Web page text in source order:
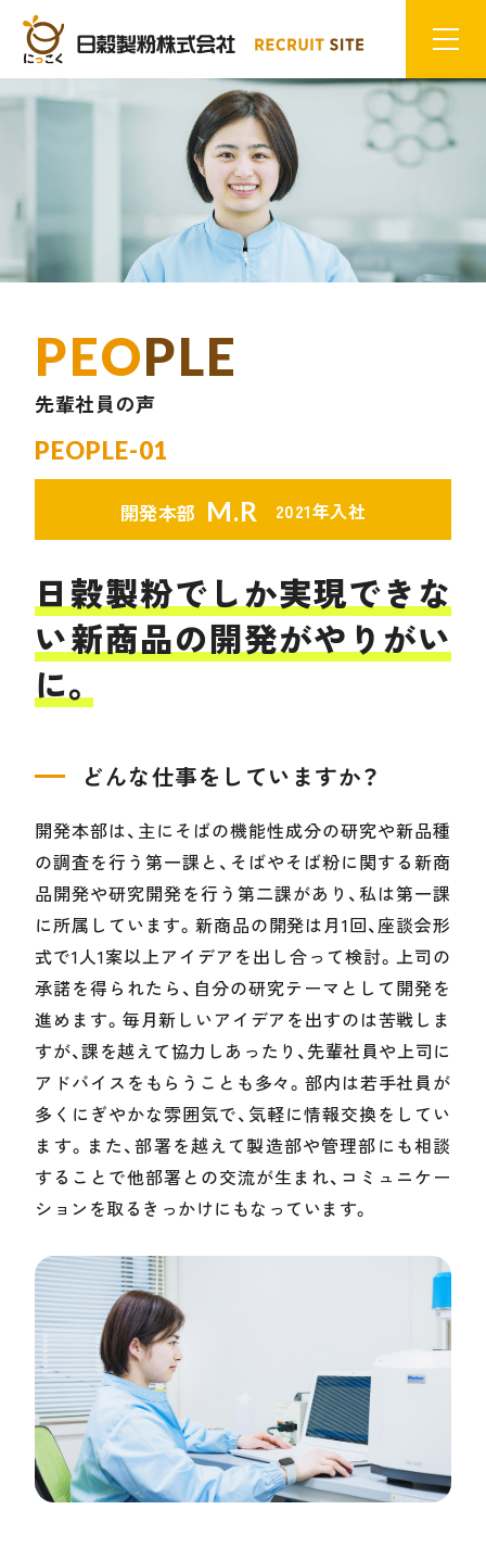
PEOPLE
先輩社員の声
PEOPLE-01
開発本部 M.R 2021年入社
日穀製粉でしか実現できな
い新商品の開発がやりがい
に。
どんな仕事をしていますか？
開発本部は、主にそばの機能性成分の研究や新品種
の調査を行う第一課と、そばやそば粉に関する新商
品開発や研究開発を行う第二課があり、私は第一課
に所属しています。新商品の開発は月1回、座談会形
式で1人1案以上アイデアを出し合って検討。上司の
承諾を得られたら、自分の研究テーマとして開発を
進めます。毎月新しいアイデアを出すのは苦戦しま
すが、課を越えて協力しあったり、先輩社員や上司に
アドバイスをもらうことも多々。部内は若手社員が
多くにぎやかな雰囲気で、気軽に情報交換をしてい
ます。また、部署を越えて製造部や管理部にも相談
することで他部署との交流が生まれ、コミュニケー
ションを取るきっかけにもなっています。